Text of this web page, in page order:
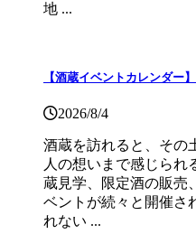
地 ...
【酒蔵イベントカレンダー
2026/8/4
酒蔵を訪れると、その
人の想いまで感じら
蔵見学、限定酒の販売
ベントが続々と開催さ
れない ...